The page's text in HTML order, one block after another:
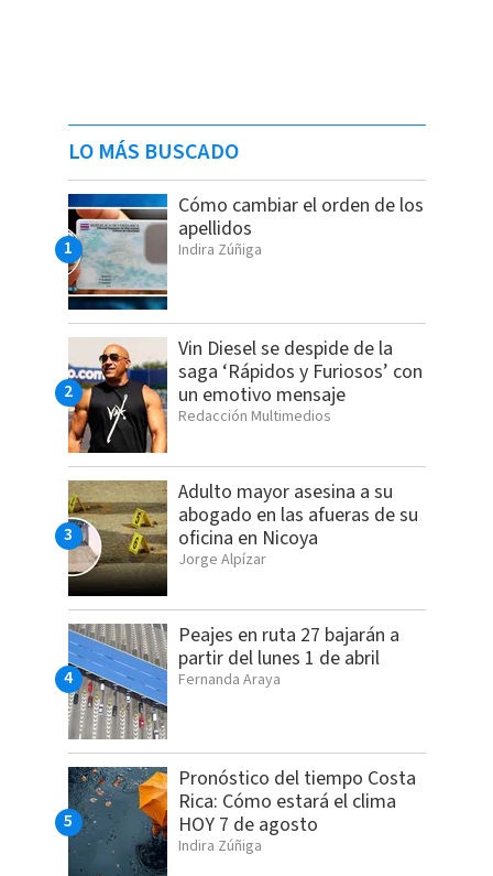
LO MÁS BUSCADO
Cómo cambiar el orden de los
apellidos
Indira Zúñiga
Vin Diesel se despide de la
saga ‘Rápidos y Furiosos’ con
un emotivo mensaje
Redacción Multimedios
Adulto mayor asesina a su
abogado en las afueras de su
oficina en Nicoya
Jorge Alpízar
Peajes en ruta 27 bajarán a
partir del lunes 1 de abril
Fernanda Araya
Pronóstico del tiempo Costa
Rica: Cómo estará el clima
HOY 7 de agosto
Indira Zúñiga